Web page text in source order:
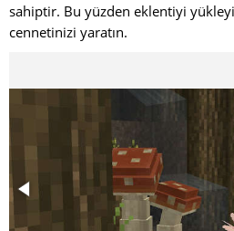
sahiptir. Bu yüzden eklentiyi
cennetinizi yaratın.